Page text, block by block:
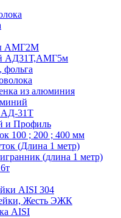
АМГ2М
АД31Т,АМГ5м
из алюминия
31Т
и Профиль
100 ; 200 ; 400 мм
(Длина 1 метр)
(длина 1 метр)
AISI 304
Жесть ЭЖК
АISI